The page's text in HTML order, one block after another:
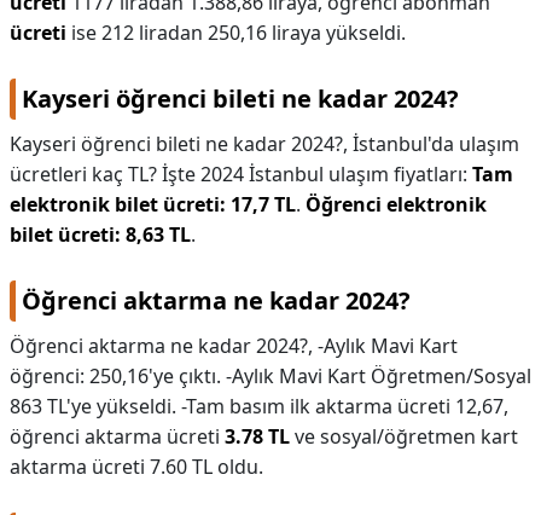
ücreti ise 212 liradan 250,16 liraya yükseldi.
Kayseri öğrenci bileti ne kadar 2024?
Kayseri öğrenci bileti ne kadar 2024?, İstanbul'da ulaşım
ücretleri kaç TL? İşte 2024 İstanbul ulaşım fiyatları: Tam
elektronik bilet ücreti: 17,7 TL. Öğrenci elektronik
bilet ücreti: 8,63 TL.
Öğrenci aktarma ne kadar 2024?
Öğrenci aktarma ne kadar 2024?, -Aylık Mavi Kart
öğrenci: 250,16'ye çıktı. -Aylık Mavi Kart Öğretmen/Sosyal
863 TL'ye yükseldi. -Tam basım ilk aktarma ücreti 12,67,
öğrenci aktarma ücreti 3.78 TLve sosyal/öğretmen kart
aktarma ücreti 7.60 TL oldu.